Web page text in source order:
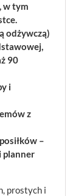
w tym
odżywczą)
90
i
z
–
planner
prostych i